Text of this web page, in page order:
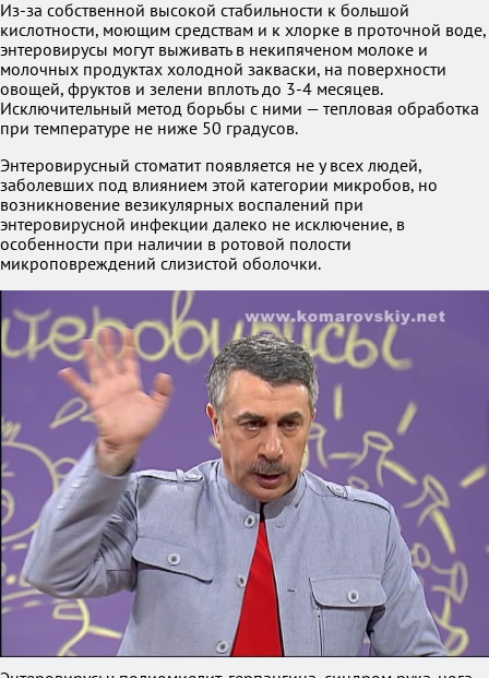
Из-за собственной высокой стабильности к большой
кислотности, моющим средствам и к хлорке в проточной воде,
энтеровирусы могут выживать в некипяченом молоке и
молочных продуктах холодной закваски, на поверхности
овощей, фруктов и зелени вплоть до 3-4 месяцев.
Исключительный метод борьбы с ними — тепловая обработка
при температуре не ниже 50 градусов.
Энтеровирусный стоматит появляется не у всех людей,
заболевших под влиянием этой категории микробов, но
возникновение везикулярных воспалений при
энтеровирусной инфекции далеко не исключение, в
особенности при наличии в ротовой полости
микроповреждений слизистой оболочки.